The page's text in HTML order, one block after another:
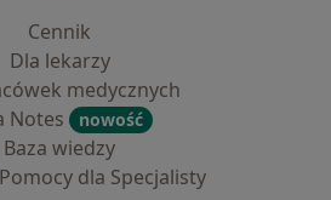
Cennik
Dla lekarzy
medycznych
Notes
nowość
Baza wiedzy
dla Specjalisty